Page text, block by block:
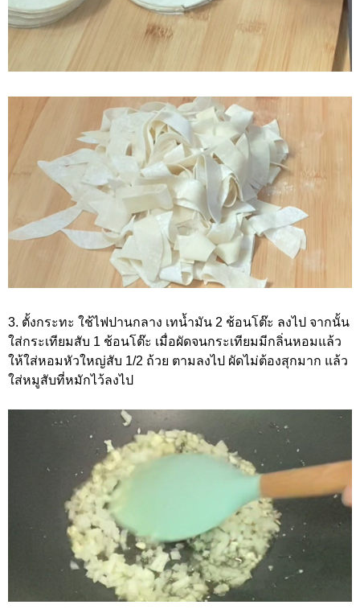
3. ตั้งกระทะ ใช้ไฟปานกลาง เทน้ำมัน 2 ช้อนโต๊ะ ลงไป จากนั้น
ใส่กระเทียมสับ 1 ช้อนโต๊ะ เมื่อผัดจนกระเทียมมีกลิ่นหอมแล้ว
ให้ใส่หอมหัวใหญ่สับ 1/2 ถ้วย ตามลงไป ผัดไม่ต้องสุกมาก แล้ว
ใส่หมูสับที่หมักไว้ลงไป